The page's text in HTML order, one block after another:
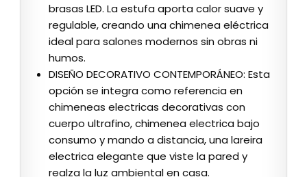
brasas LED. La estufa aporta calor suave y
regulable, creando una chimenea eléctrica
ideal para salones modernos sin obras ni
humos.
DISEÑO DECORATIVO CONTEMPORÁNEO: Esta
opción se integra como referencia en
chimeneas electricas decorativas con
cuerpo ultrafino, chimenea electrica bajo
consumo y mando a distancia, una lareira
electrica elegante que viste la pared y
realza la luz ambiental en casa.